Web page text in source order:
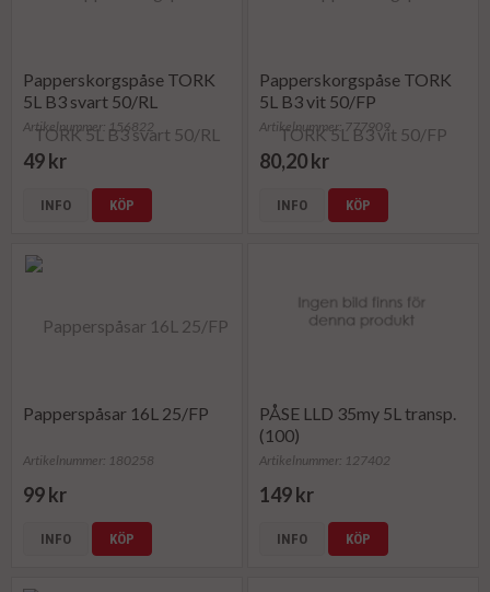
Papperskorgspåse TORK
5L B3 svart 50/RL
Artikelnummer: 156822
49 kr
INFO KÖP
Papperskorgspåse TORK
5L B3 vit 50/FP
Artikelnummer: 777909
80,20 kr
INFO KÖP
Papperspåsar 16L 25/FP
Artikelnummer: 180258
99 kr
INFO KÖP
PÅSE LLD 35my 5L transp.
(100)
Artikelnummer: 127402
149 kr
INFO KÖP